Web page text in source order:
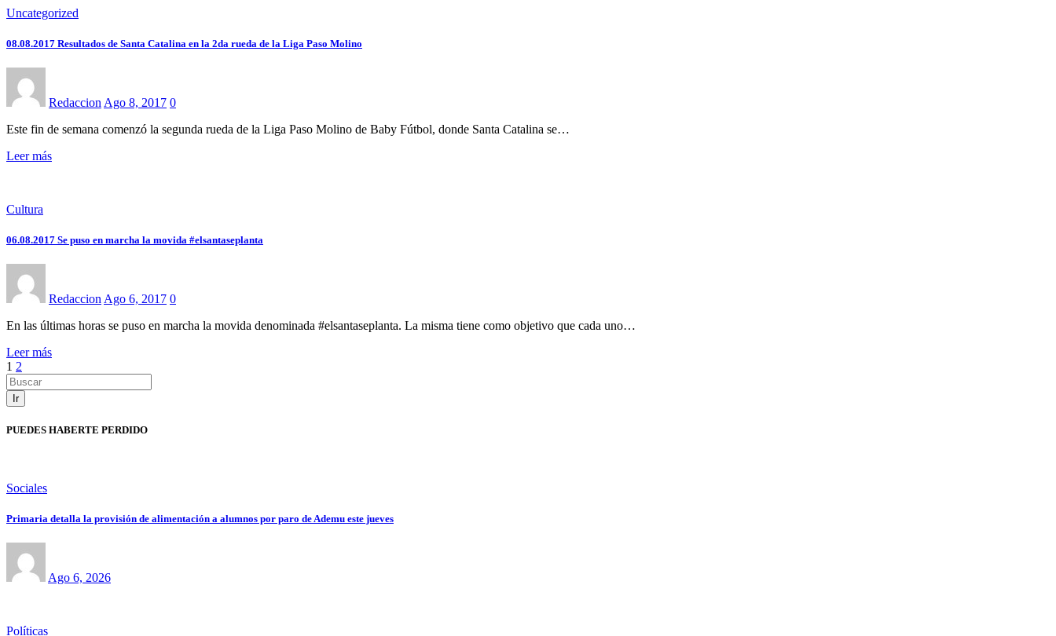
Uncategorized
08.08.2017 Resultados de Santa Catalina en la 2da rueda de la Liga Paso Molino
Redaccion Ago 8, 2017 0
Este fin de semana comenzó la segunda rueda de la Liga Paso Molino de Baby Fútbol, donde Santa Catalina se…
Leer más
Cultura
06.08.2017 Se puso en marcha la movida #elsantaseplanta
Redaccion Ago 6, 2017 0
En las últimas horas se puso en marcha la movida denominada #elsantaseplanta. La misma tiene como objetivo que cada uno…
Leer más
Paginación
de
entradas
1 2
Ir
PUEDES HABERTE PERDIDO
Sociales
Primaria detalla la provisión de alimentación a alumnos por paro de Ademu este jueves
Ago 6, 2026
Políticas